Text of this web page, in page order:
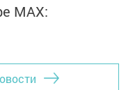
MАХ: